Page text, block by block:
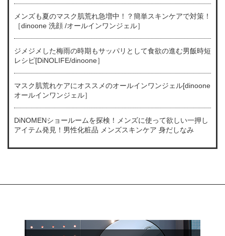
メンズも夏のマスク肌荒れ急増中！？簡単スキンケアで対策！
［dinoone 洗顔 /オールインワンジェル］
ジメジメした梅雨の時期もサッパリとして食欲の進む男飯時短
レシピ[DiNOLIFE/dinoone］
マスク肌荒れケアにオススメのオールインワンジェル[dinoone
オールインワンジェル］
DiNOMENショールームを探検！メンズに使って欲しい一押し
アイテム発見！男性化粧品 メンズスキンケア 身だしなみ